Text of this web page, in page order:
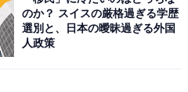
窓下にライトグリーンのス
のか？ スイスの厳格過ぎる学歴
選別と、日本の曖昧過ぎる外国
人政策